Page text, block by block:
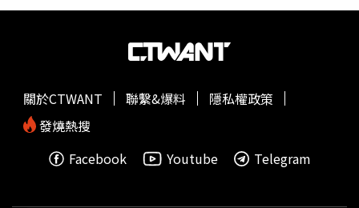
關於CTWANT 聯繫&爆料
隱私權政策
發燒熱搜
Facebook
Youtube Telegram